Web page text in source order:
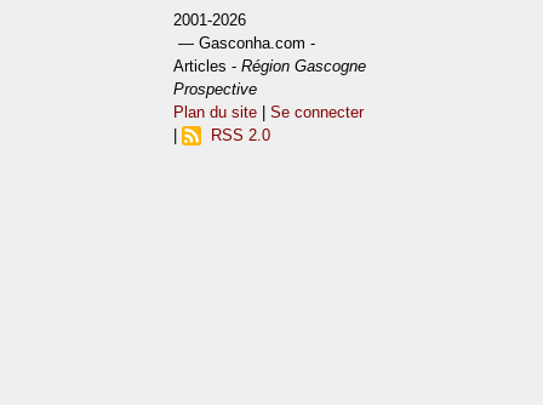
2001-2026
— Gasconha.com -
Articles -Région Gascogne
Prospective
Plan du site |Se connecter
RSS 2.0